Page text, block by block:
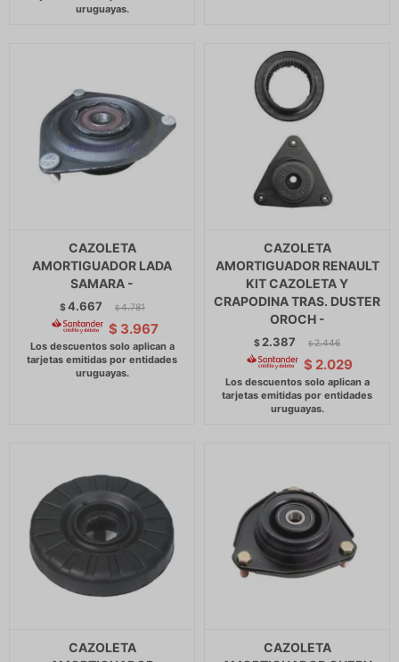
CAZOLETA
AMORTIGUADOR LADA
SAMARA -
$4.667 $ 4.781
$ 3.967
CAZOLETA
AMORTIGUADOR RENAULT
KIT CAZOLETA Y
CRAPODINA TRAS. DUSTER
OROCH -
$ 2.387 $ 2.446
$ 2.029
CAZOLETA
CAZOLETA